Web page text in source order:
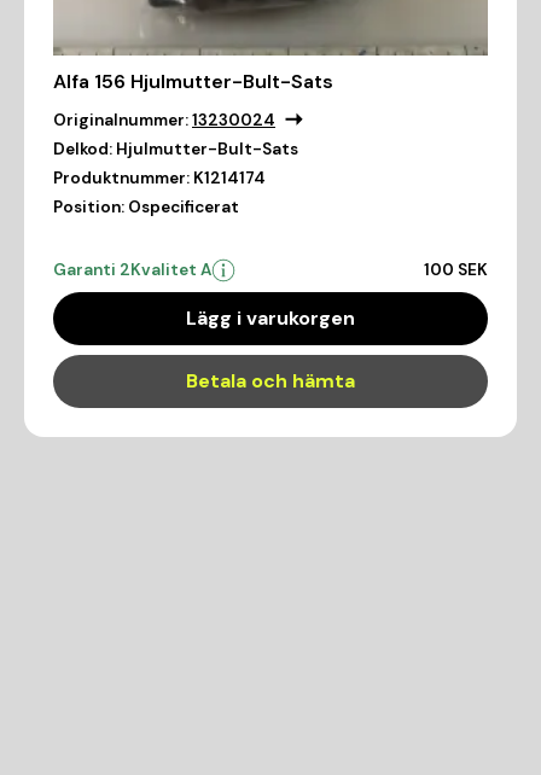
Alfa 156 Hjulmutter-Bult-Sats
Originalnummer:13230024
Delkod: Hjulmutter-Bult-Sats
Produktnummer: K1214174
Position: Ospecificerat
Garanti 2Kvalitet A 100 SEK
Lägg i varukorgen
Betala och hämta